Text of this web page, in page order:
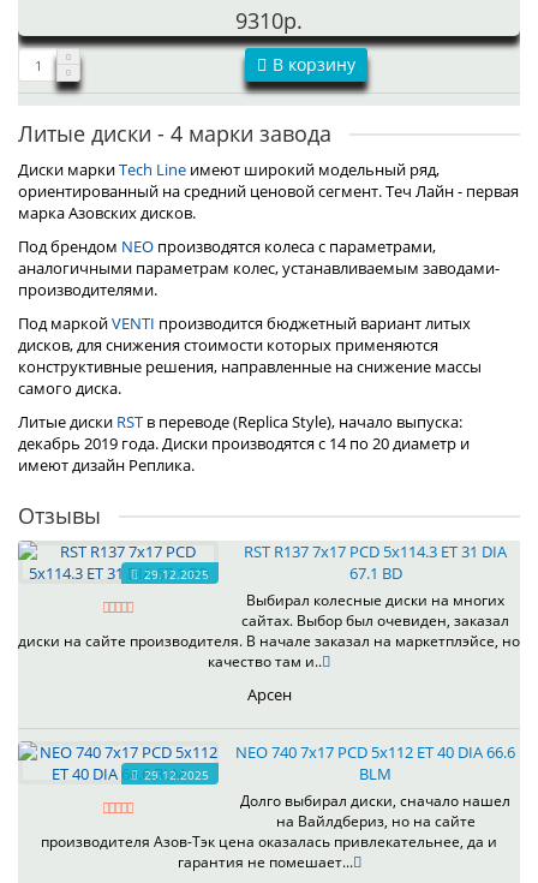
9310р.
В корзину
Литые диски - 4 марки завода
Диски маркиTech Line имеют широкий модельный ряд,
ориентированный на средний ценовой сегмент. Теч Лайн - первая
марка Азовских дисков.
Под брендом NEO производятся колеса с параметрами,
аналогичными параметрам колес, устанавливаемым заводами-
производителями.
Под маркойVENTI производится бюджетный вариант литых
дисков, для снижения стоимости которых применяются
конструктивные решения, направленные на снижение массы
самого диска.
Литые диски RST в переводе (Replica Style), начало выпуска:
декабрь 2019 года. Диски производятся с 14 по 20 диаметр и
имеют дизайн Реплика.
Отзывы
29.12.2025
RST R137 7x17 PCD 5x114.3 ET 31 DIA
67.1 BD
Выбирал колесные диски на многих
сайтах. Выбор был очевиден, заказал
диски на сайте производителя. В начале заказал на маркетплэйсе, но
качество там и..
Арсен
29.12.2025
NEO 740 7x17 PCD 5x112 ET 40 DIA 66.6
BLM
Долго выбирал диски, сначало нашел
на Вайлдбериз, но на сайте
производителя Азов-Тэк цена оказалась привлекательнее, да и
гарантия не помешает...